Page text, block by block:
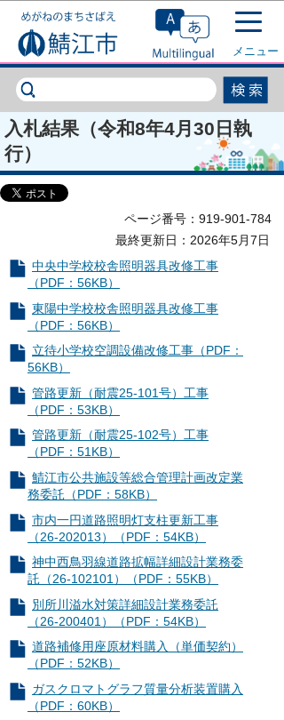
このページの本文へ移動
メニュー
入札結果（令和8年4月30日執
行）
ページ番号：919-901-784
最終更新日：2026年5月7日
中央中学校校舎照明器具改修工事
（PDF：56KB）
東陽中学校校舎照明器具改修工事
（PDF：56KB）
立待小学校空調設備改修工事（PDF：
56KB）
管路更新（耐震25‐101号）工事
（PDF：53KB）
管路更新（耐震25‐102号）工事
（PDF：51KB）
鯖江市公共施設等総合管理計画改定業
務委託（PDF：58KB）
市内一円道路照明灯支柱更新工事
（26-202013）（PDF：54KB）
神中西鳥羽線道路拡幅詳細設計業務委
託（26-102101）（PDF：55KB）
別所川溢水対策詳細設計業務委託
（26-200401）（PDF：54KB）
道路補修用座原材料購入（単価契約）
（PDF：52KB）
ガスクロマトグラフ質量分析装置購入
（PDF：60KB）